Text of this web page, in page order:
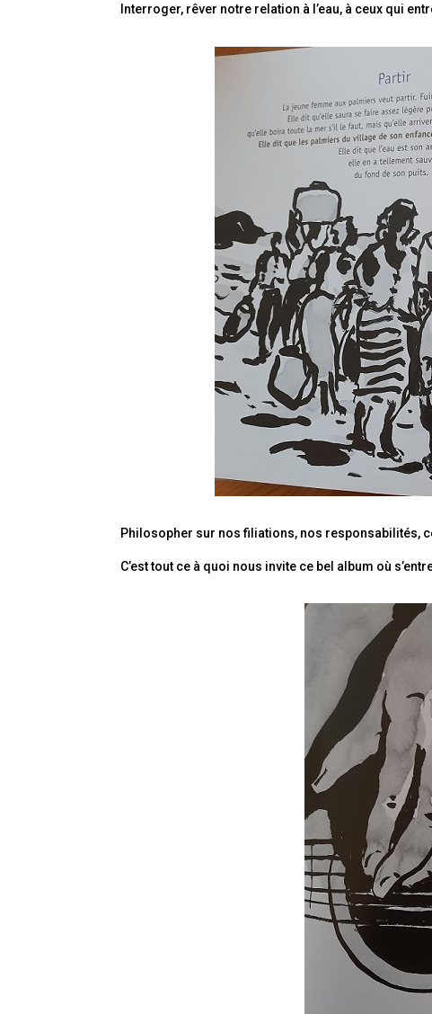
Interroger, rêver notre relation à l’eau, à ceux qui
Philosopher sur nos filiations, nos responsabilités,
C’est tout ce à quoi nous invite ce bel album où